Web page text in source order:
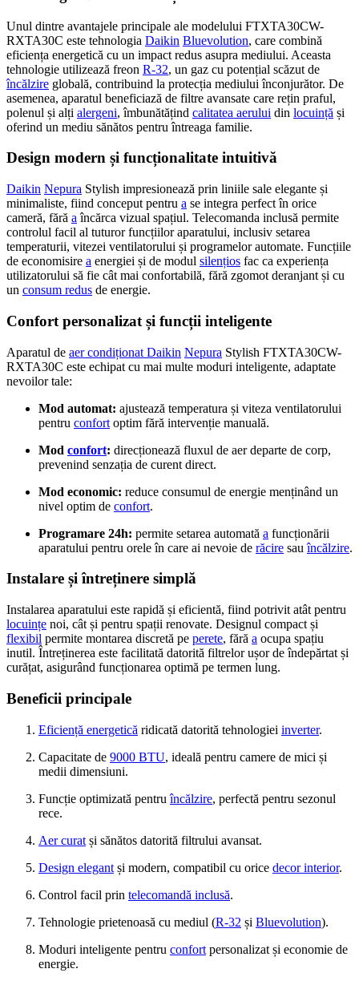
Unul dintre avantajele principale ale modelului FTXTA30CW-
RXTA30C este tehnologia Daikin Bluevolution, care combină
eficiența energetică cu un impact redus asupra mediului. Aceasta
tehnologie utilizează freon R-32, un gaz cu potențial scăzut de
încălzire globală, contribuind la protecția mediului înconjurător. De
asemenea, aparatul beneficiază de filtre avansate care rețin praful,
polenul și alți alergeni, îmbunătățind calitatea aerului din locuință și
oferind un mediu sănătos pentru întreaga familie.
Design modern și funcționalitate intuitivă
Daikin Nepura Stylish impresionează prin liniile sale elegante și
minimaliste, fiind conceput pentru a se integra perfect în orice
cameră, fără a încărca vizual spațiul. Telecomanda inclusă permite
controlul facil al tuturor funcțiilor aparatului, inclusiv setarea
temperaturii, vitezei ventilatorului și programelor automate. Funcțiile
de economisire a energiei și de modul silențios fac ca experiența
utilizatorului să fie cât mai confortabilă, fără zgomot deranjant și cu
un consum redus de energie.
Confort personalizat și funcții inteligente
Aparatul de aer condiționat Daikin Nepura Stylish FTXTA30CW-
RXTA30C este echipat cu mai multe moduri inteligente, adaptate
nevoilor tale:
Mod automat: ajustează temperatura și viteza ventilatorului
pentru confort optim fără intervenție manuală.
Mod confort: direcționează fluxul de aer departe de corp,
prevenind senzația de curent direct.
Mod economic: reduce consumul de energie menținând un
nivel optim de confort.
Programare 24h: permite setarea automată a funcționării
aparatului pentru orele în care ai nevoie de răcire sauîncălzire.
Instalare și întreținere simplă
Instalarea aparatului este rapidă și eficientă, fiind potrivit atât pentru
locuințe noi, cât și pentru spații renovate. Designul compact și
flexibil permite montarea discretă pe perete, fără a ocupa spațiu
inutil. Întreținerea este facilitată datorită filtrelor ușor de îndepărtat și
curățat, asigurând funcționarea optimă pe termen lung.
Beneficii principale
Eficiență energetică ridicată datorită tehnologiei inverter.
Capacitate de 9000 BTU, ideală pentru camere de mici și
medii dimensiuni.
Funcție optimizată pentruîncălzire, perfectă pentru sezonul
rece.
Aer curat și sănătos datorită filtrului avansat.
Design elegant și modern, compatibil cu orice decor interior.
Control facil prin telecomandă inclusă.
Tehnologie prietenoasă cu mediul (R-32 și Bluevolution).
Moduri inteligente pentru confort personalizat și economie de
energie.